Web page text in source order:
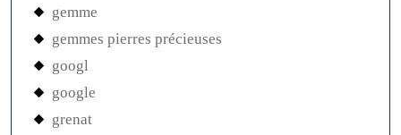
gemme
gemmes pierres précieuses
googl
google
grenat